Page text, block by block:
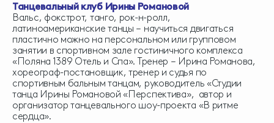
Танцевальный клуб Ирины Романовой
Вальс, фокстрот, танго, рок-н-ролл,
латиноамериканские танцы – научиться двигаться
пластично можно на персональном или групповом
занятии в спортивном зале гостиничного комплекса
«Поляна 1389 Отель и Спа». Тренер – Ирина Романова,
хореограф-постановщик, тренер и судья по
спортивным бальным танцам, руководитель «Студии
танца Ирины Романовой «Перспектива», автор и
организатор танцевального шоу-проекта «В ритме
сердца».